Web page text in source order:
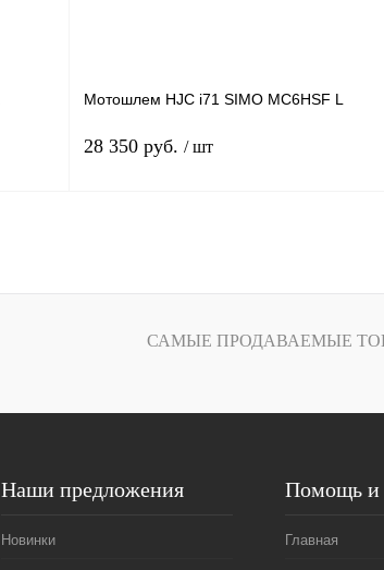
Мотошлем HJC i71 SIMO MC6HSF L
28 350 руб. / шт
Купить в 1 клик К сравнению
САМЫЕ ПРОДАВАЕМЫЕ
Наши предложения
Новинки
Помощь и
Главная